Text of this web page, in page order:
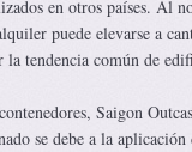
en otros países. Al
puede elevarse a
tendencia común de
Saigon
se debe a la